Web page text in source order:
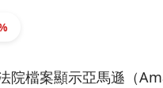
院檔案顯示亞馬遜（